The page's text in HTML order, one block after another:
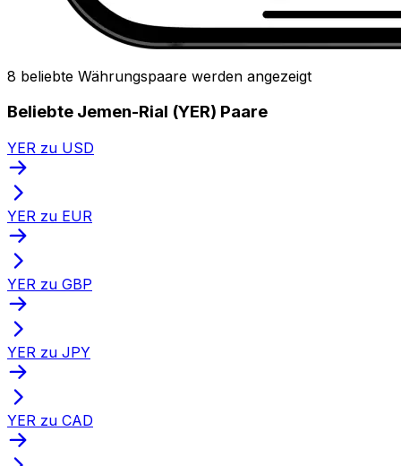
8 beliebte Währungspaare werden angezeigt
Beliebte Jemen-Rial (YER) Paare
YER zu USD
YER zu EUR
YER zu GBP
YER zu JPY
YER zu CAD